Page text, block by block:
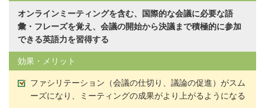
オンラインミーティングを含む、国際的な会議に必要な語
彙・フレーズを覚え、会議の開始から決議まで積極的に参加
できる英語力を習得する
効果・メリット
ファシリテーション（会議の仕切り、議論の促進）がスム
ーズになり、ミーティングの成果がより上がるようになる